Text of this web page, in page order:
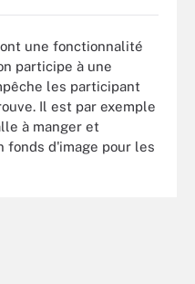
une fonctionnalité
participe à une
les participant
Il est par exemple
à manger et
fonds d'image pour les